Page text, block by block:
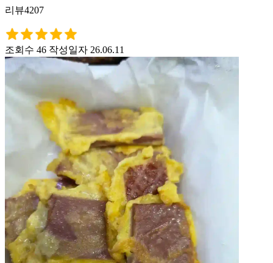
리뷰4207
조회수 46 작성일자 26.06.11